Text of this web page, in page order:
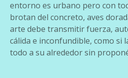
entorno es urbano pero con
brotan del concreto, aves
arte debe transmitir fuerza,
cálida e inconfundible, como si
todo a su alrededor sin